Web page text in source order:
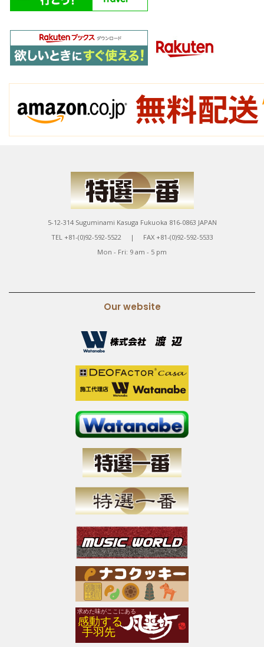
5-12-314 Suguminami Kasuga Fukuoka 816-0863 JAPAN
TEL +81-(0)92-592-5522 | FAX +81-(0)92-592-5533
Mon - Fri: 9 am - 5 pm
Our website